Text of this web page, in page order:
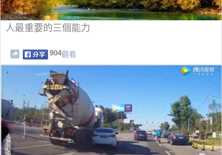
人最重要的三個能力
904觀看